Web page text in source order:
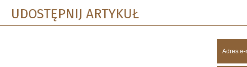
UDOSTĘPNIJ ARTYKUŁ
Adres